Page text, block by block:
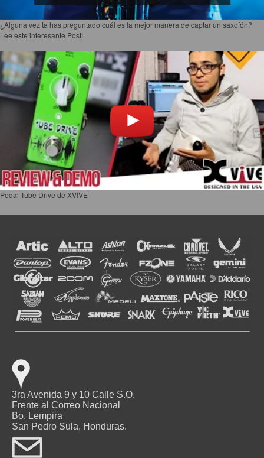
¿Alguna vez ta has preguntado cuál es la mejor manera de captar un saxofón?
Lee este interesante Post!
Pedal Tube Drive de XVIVE
3ra Avenida 9 y 10 Calle S.O.
Frente al Correo Nacional
Bo. Lempira
San Pedro Sula, Honduras.